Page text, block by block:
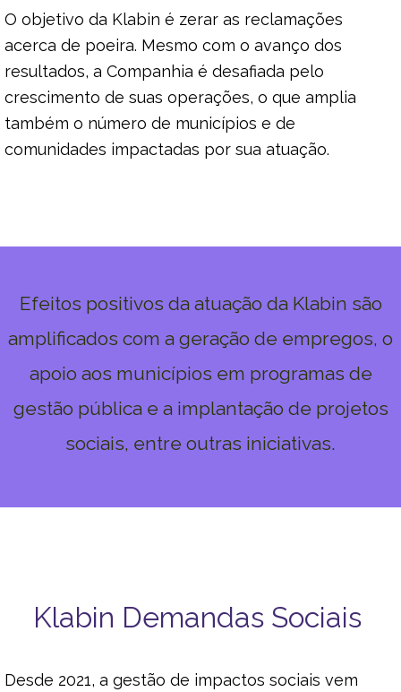
O objetivo da Klabin é zerar as reclamações
acerca de poeira. Mesmo com o avanço dos
resultados, a Companhia é desafiada pelo
crescimento de suas operações, o que amplia
também o número de municípios e de
comunidades impactadas por sua atuação.
Efeitos positivos da atuação da Klabin são
amplificados com a geração de empregos, o
apoio aos municípios em programas de
gestão pública e a implantação de projetos
sociais, entre outras iniciativas.
Klabin Demandas Sociais
Desde 2021, a gestão de impactos sociais vem